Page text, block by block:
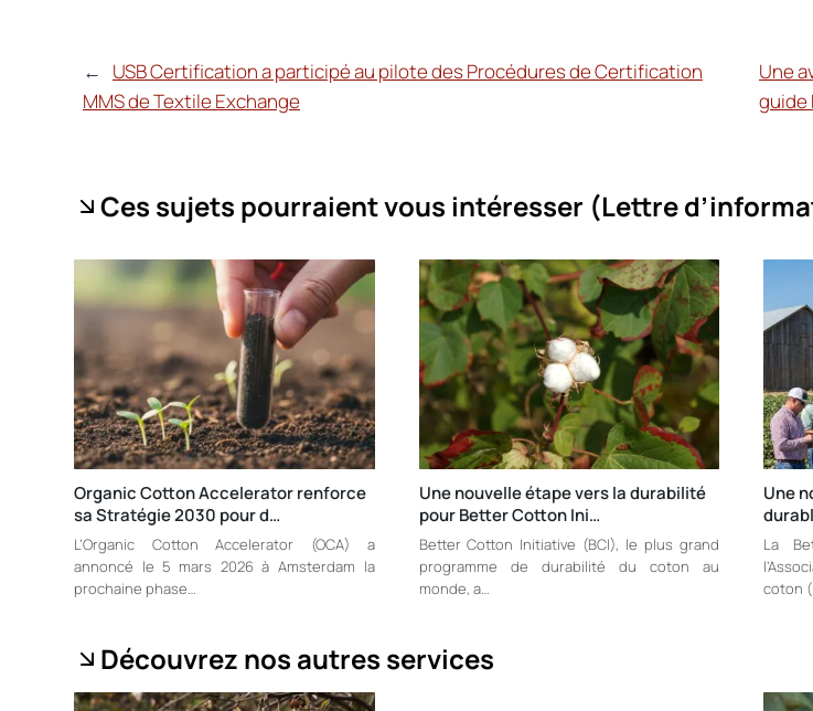
←
USB Certification a participé au pilote des Procédures de Certification
MMS de Textile Exchange
Une
guide
Ces sujets pourraient vous intéresser (Lettre
Organic Cotton Accelerator renforce
sa Stratégie 2030 pour d…
L’Organic Cotton Accelerator (OCA) a
annoncé le 5 mars 2026 à Amsterdam la
prochaine phase…
Une nouvelle étape vers la durabilité
pour Better Cotton Ini…
Better Cotton Initiative (BCI), le plus grand
programme de durabilité du coton au
monde, a…
Une
La
coton
Découvrez nos autres services